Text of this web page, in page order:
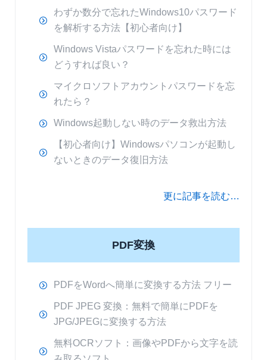
わずか数分で忘れたWindows10パスワード
を解析する方法【初心者向け】
Windows Vistaパスワードを忘れた時には
どうすれば良い？
マイクロソフトアカウントパスワードを忘
れたら？
Windows起動しない時のデータ救出方法
【初心者向け】Windowsパソコンが起動し
ないときのデータ復旧方法
更に記事を読む…
PDF変換
PDFをWordへ簡単に変換する方法 フリー
PDF JPEG 変換：無料で簡単にPDFを
JPG/JPEGに変換する方法
無料OCRソフト：画像やPDFから文字を読